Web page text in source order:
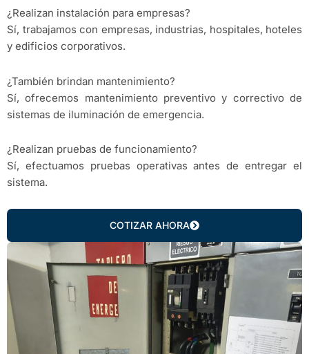
¿Realizan instalación para empresas?
Sí, trabajamos con empresas, industrias, hospitales, hoteles
y edificios corporativos.
¿También brindan mantenimiento?
Sí, ofrecemos mantenimiento preventivo y correctivo de
sistemas de iluminación de emergencia.
¿Realizan pruebas de funcionamiento?
Sí, efectuamos pruebas operativas antes de entregar el
sistema.
COTIZAR AHORA